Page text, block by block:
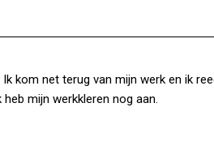
kom net terug van mijn werk en ik
mijn werkkleren nog aan.